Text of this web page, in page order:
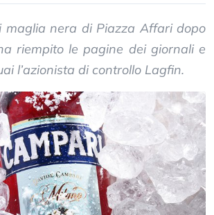
maglia nera di Piazza Affari dopo
riempito le pagine dei giornali e
l’azionista di controllo Lagfin.